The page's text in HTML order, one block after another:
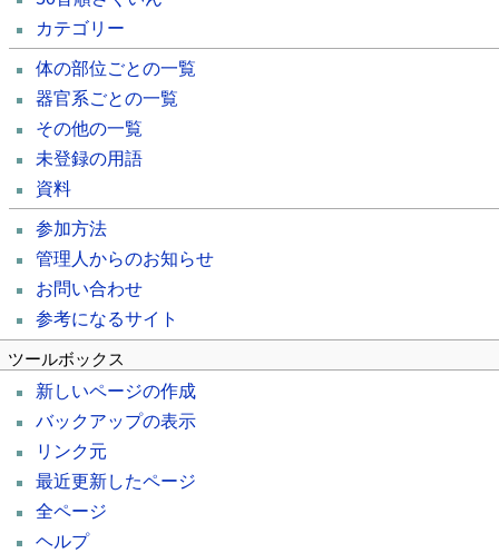
カテゴリー
体の部位ごとの一覧
器官系ごとの一覧
その他の一覧
未登録の用語
資料
参加方法
管理人からのお知らせ
お問い合わせ
参考になるサイト
ツールボックス
新しいページの作成
バックアップの表示
リンク元
最近更新したページ
全ページ
ヘルプ